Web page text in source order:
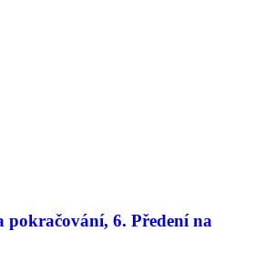
pokračování, 6. Předení na